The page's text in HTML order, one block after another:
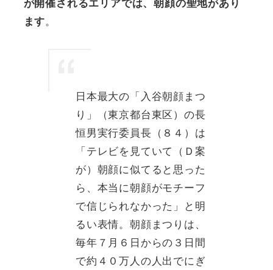
ます。
日本最大の「入谷朝顔まつ
り」（東京都台東区）の長
恒男実行委員長（８４）は
「テレビを見ていて（Ｄ案
が）朝顔に似てると思った
ら、本当に朝顔がモチーフ
で信じられなかった」と明
るい表情。朝顔まつりは、
毎年７月６日からの３日間
で約４０万人の人出でにぎ